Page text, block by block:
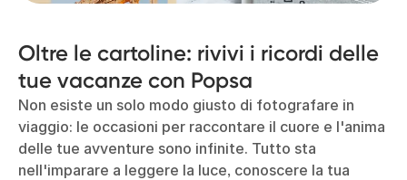
Oltre le cartoline: rivivi i ricordi delle
tue vacanze con Popsa
Non esiste un solo modo giusto di fotografare in
viaggio: le occasioni per raccontare il cuore e l'anima
delle tue avventure sono infinite. Tutto sta
nell'imparare a leggere la luce, conoscere la tua